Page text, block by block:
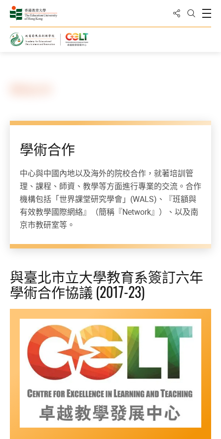
分享到打開搜
打
學術合作
中心與中國內地以及海外的院校合作，就著培訓管
理、課程、師資、教學等方面進行專業的交流。合作
機構包括「世界課堂研究學會」(WALS)、『班額與
有效教學國際網絡』（簡稱『Network』）、以及南
京市教研室等。
與臺北市立大學教育系簽訂六年
學術合作協議 (2017-23)